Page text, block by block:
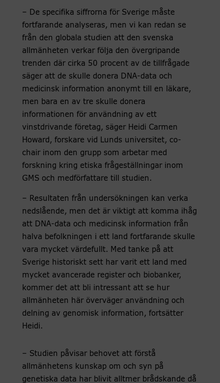
– De specifika siffrorna för Sverige måste
fortfarande analyseras, men vi kan redan se
från den globala studien att den svenska
allmänheten verkar följa den övergripande
trenden där cirka 50 procent av de tillfrågade
säger att de skulle donera DNA-data och
medicinsk information anonymt till en läkare,
men bara en av tre skulle donera
informationen för användning av ett
vinstdrivande företag, säger Heidi Carmen
Howard, forskare vid Lunds universitet, co-
chair inom den grupp som arbetar med
forskning kring etiska frågeställningar inom
GMS och medförfattare till studien.
– Resultaten från undersökningen kan verka
nedslående, men det är viktigt att komma ihåg
att DNA-data och medicinsk information från
halva befolkningen i ett land fortfarande skulle
vara mycket värdefullt. Med tanke på att
Sverige historiskt sett har varit ett land med
mycket avancerade register och biobanker,
kommer det att bli intressant att se hur
allmänheten här överväger användning och
delning av genomisk information, fortsätter
Heidi.
– Studien påvisar behovet att förstå
allmänhetens kunskap om och syn på
genetiska data har blivit alltmer brådskande då